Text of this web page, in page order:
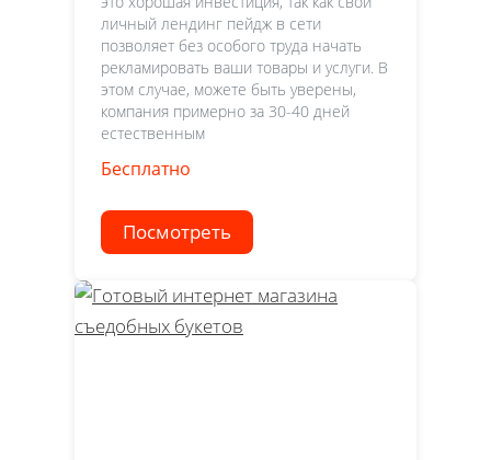
личный лендинг пейдж в сети
позволяет без особого труда начать
рекламировать ваши товары и услуги. В
этом случае, можете быть уверены,
компания примерно за 30-40 дней
естественным
Бесплатно
Посмотреть